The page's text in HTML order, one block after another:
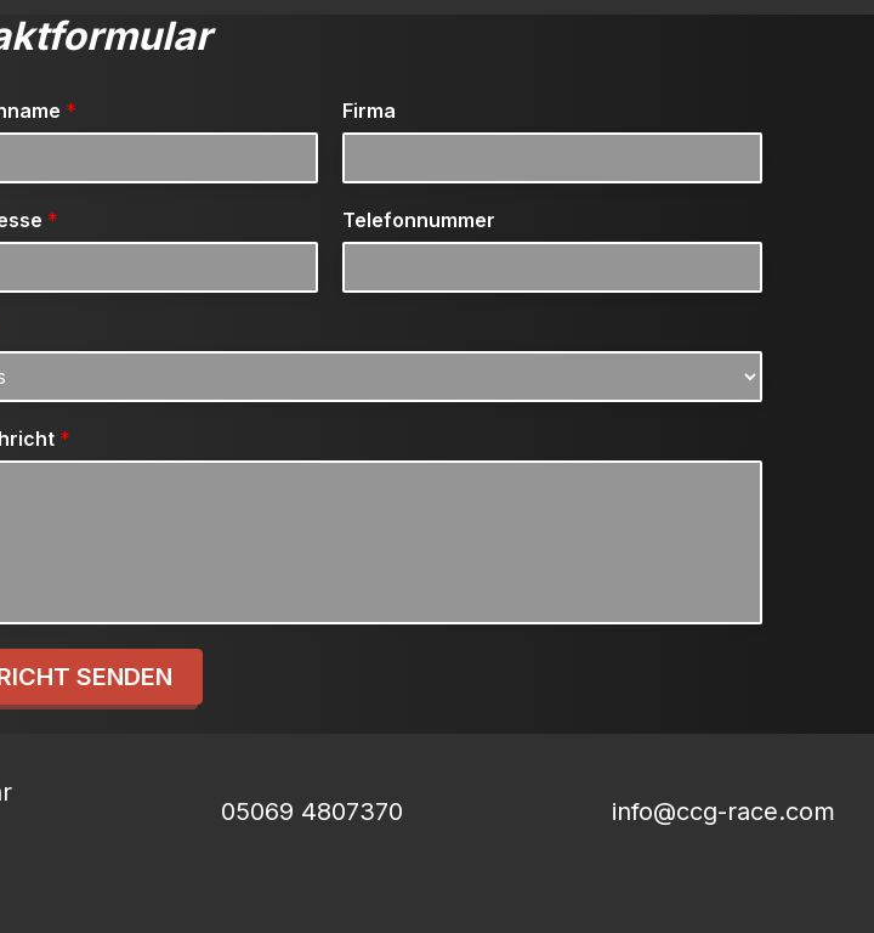
* Firma
* Telefonnummer
*
SENDEN
05069 4807370 info@ccg-race.com